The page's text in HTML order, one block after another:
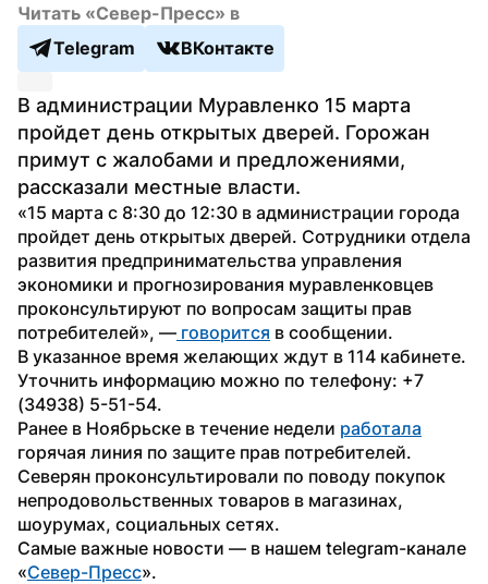
Читать «Север-Пресс» в
Telegram
ВКонтакте
В администрации Муравленко 15 марта
пройдет день открытых дверей. Горожан
примут с жалобами и предложениями,
рассказали местные власти.
«15 марта с 8:30 до 12:30 в администрации города
пройдет день открытых дверей. Сотрудники отдела
развития предпринимательства управления
экономики и прогнозирования муравленковцев
проконсультируют по вопросам защиты прав
потребителей», — говорится в сообщении.
В указанное время желающих ждут в 114 кабинете.
Уточнить информацию можно по телефону: +7
(34938) 5-51-54.
Ранее в Ноябрьске в течение недели работала
горячая линия по защите прав потребителей.
Северян проконсультировали по поводу покупок
непродовольственных товаров в магазинах,
шоурумах, социальных сетях.
Самые важные новости — в нашем telegram-канале
«Север-Пресс».